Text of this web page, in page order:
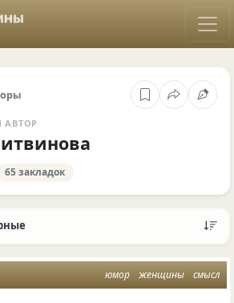
АВТОР
65 закладок
юмор женщины смысл